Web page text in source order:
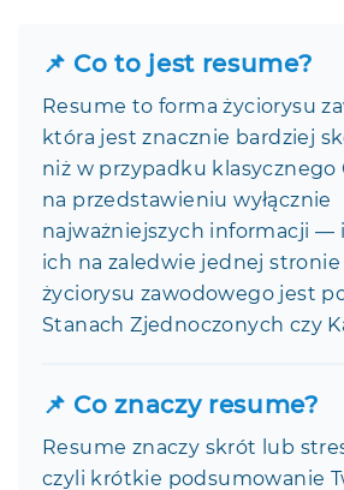
📌 Co to jest resume?
Resume to forma życiorysu
która jest znacznie bardziej
niż w przypadku klasycznego
na przedstawieniu wyłącznie
najważniejszych informacji —
ich na zaledwie jednej stronie
życiorysu zawodowego jest
Stanach Zjednoczonych czy
📌 Co znaczy resume?
Resume znaczy skrót lub
czyli krótkie podsumowanie